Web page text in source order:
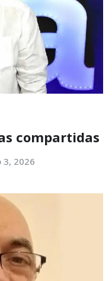
compartidas
3, 2026